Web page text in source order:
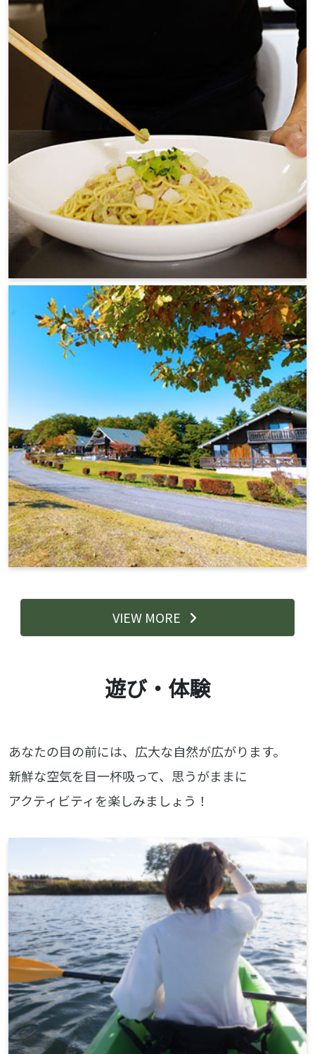
VIEW MORE
遊び・体験
あなたの目の前には、広大な自然が広がります。
新鮮な空気を目一杯吸って、思うがままに
アクティビティを楽しみましょう！